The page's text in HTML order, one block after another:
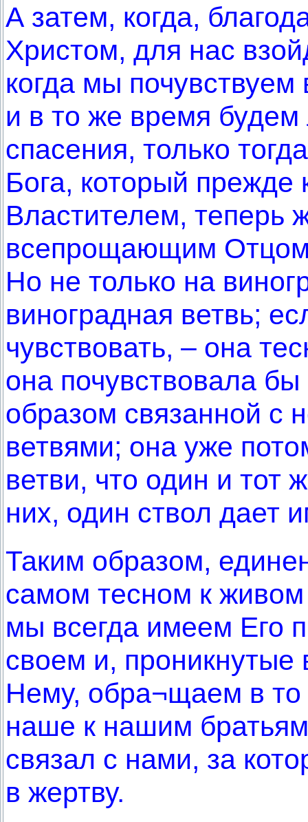
А затем, когда,
Христом, для нас
когда мы
и в то же время будем
спасения, только
Бога, который
Властителем, теперь
всепрощающим
Но не только на
виноградная ветвь;
чувствовать, – она
она почувствовала
образом связанной с
ветвями; она уже
ветви, что один и тот
них, один ствол дает
Таким образом,
самом тесном к
мы всегда имеем Его
своем и,
Нему, обра¬щаем в
наше к нашим
связал с нами, за
в жертву.